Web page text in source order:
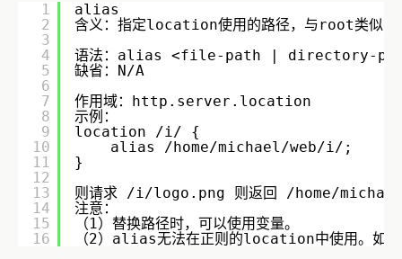
1
2
3
4
5
6
7
8
9
10
11
12
13
14
15
16
alias
含义：指定location使用的路径，与root类似，
语法：alias <file-path |
缺省：N/A
作用域：http.server.location
示例：
location /i/ {
alias /home/michael/
}
则请求 /i/logo.png 则返回 /home/
注意：
（1）替换路径时，可以使用变量。
（2）alias无法在正则的location中使用。如